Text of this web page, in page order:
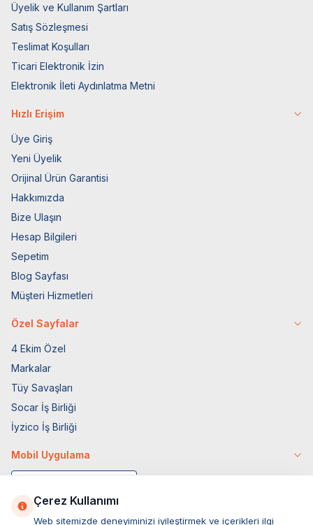
Üyelik ve Kullanım Şartları
Satış Sözleşmesi
Teslimat Koşulları
Ticari Elektronik İzin
Elektronik İleti Aydınlatma Metni
Hızlı Erişim
Üye Giriş
Yeni Üyelik
Orijinal Ürün Garantisi
Hakkımızda
Bize Ulaşın
Hesap Bilgileri
Sepetim
Blog Sayfası
Müşteri Hizmetleri
Özel Sayfalar
4 Ekim Özel
Markalar
Tüy Savaşları
Socar İş Birliği
İyzico İş Birliği
Mobil Uygulama
Çerez Kullanımı
Web sitemizde deneyiminizi iyileştirmek ve içerikleri ilgi